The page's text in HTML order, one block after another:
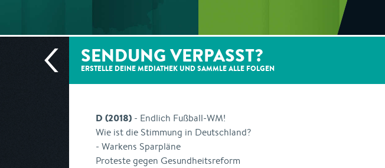
SENDUNG VERPASST?
ERSTELLE DEINE MEDIATHEK UND SAMMLE ALLE FOLGEN
D (2018) - Endlich Fußball-WM!
Wie ist die Stimmung in Deutschland?
- Warkens Sparpläne
Proteste gegen Gesundheitsreform